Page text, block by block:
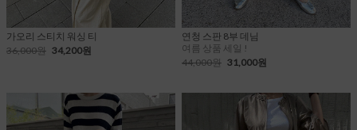
가오리 스티치 워싱 티
36,000원 34,200원
연청 스판 8부 데님
여름 상품 세일 !
44,000원 31,000원